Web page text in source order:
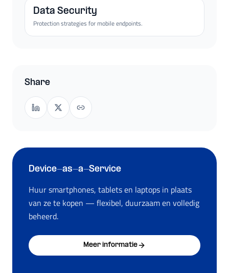
Data Security
Protection strategies for mobile endpoints.
Share
Device-as-a-Service
Huur smartphones, tablets en laptops in plaats
van ze te kopen — flexibel, duurzaam en volledig
beheerd.
Meer informatie